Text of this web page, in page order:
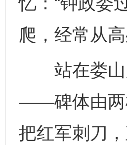
爬，经常从
站在娄山
——碑体由两
把红军刺刀